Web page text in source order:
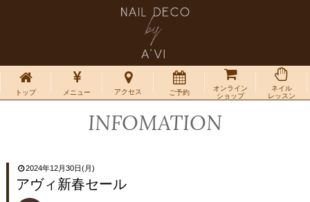
トップ メニュー アクセス ご予約
オンライン
ショップ
ネイル
レッスン
INFOMATION
2024年12月30日(月)
アヴィ新春セール